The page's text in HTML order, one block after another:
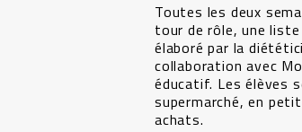
Toutes les deux
tour de rôle, une
élaboré par la
collaboration avec
éducatif. Les élèves
supermarché, en
achats.